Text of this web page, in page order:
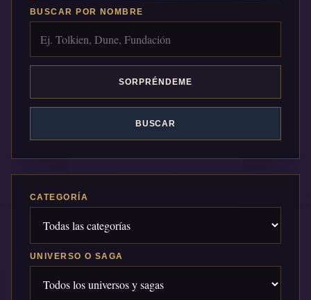
BUSCAR POR NOMBRE
SORPRÉNDEME
BUSCAR
CATEGORÍA
UNIVERSO O SAGA